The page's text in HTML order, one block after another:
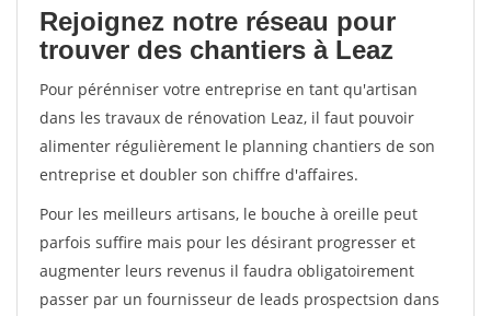
Rejoignez notre réseau pour
trouver des chantiers à Leaz
Pour pérénniser votre entreprise en tant qu'artisan
dans les travaux de rénovation Leaz, il faut pouvoir
alimenter régulièrement le planning chantiers de son
entreprise et doubler son chiffre d'affaires.
Pour les meilleurs artisans, le bouche à oreille peut
parfois suffire mais pour les désirant progresser et
augmenter leurs revenus il faudra obligatoirement
passer par un fournisseur de leads prospectsion dans